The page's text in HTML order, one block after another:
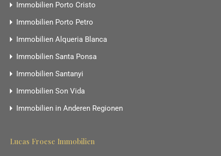
Immobilien Porto Cristo
Immobilien Porto Petro
Immobilien Alqueria Blanca
Immobilien Santa Ponsa
Immobilien Santanyi
Immobilien Son Vida
Immobilien in Anderen Regionen
Lucas Froese Immobilien